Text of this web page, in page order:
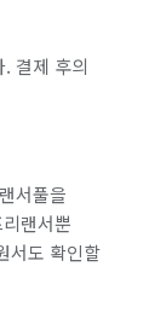
결제 후의
서풀을
랜서뿐
서도 확인할